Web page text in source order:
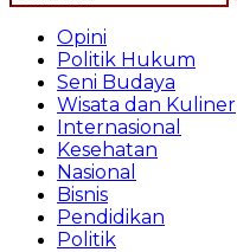
Opini
Politik Hukum
Seni Budaya
Wisata dan Kuliner
Internasional
Kesehatan
Nasional
Bisnis
Pendidikan
Politik